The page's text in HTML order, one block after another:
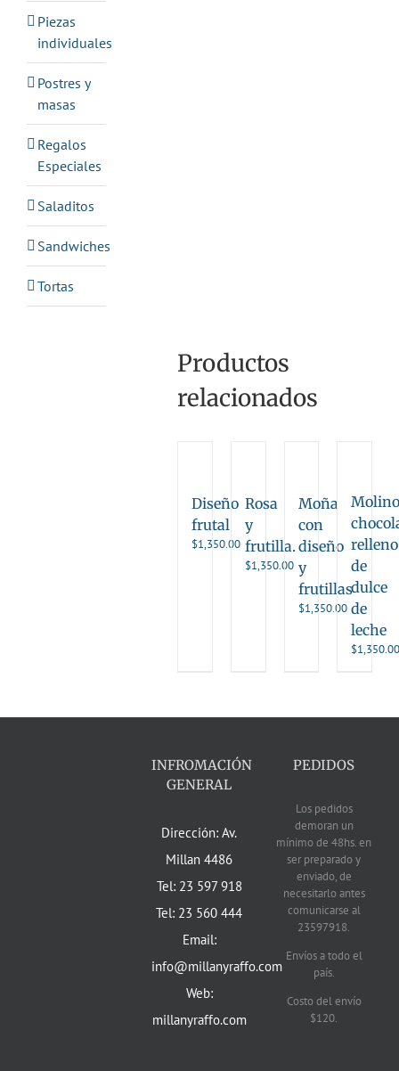
Productos
relacionados
Diseño
frutal
$1,350.00
Rosa
y
frutilla.
$1,350.00
Moña
con
diseño
y
frutillas
$1,350.00
relleno
de
dulce
de
leche
$
Piezas
individuales
Postres y
masas
Regalos
Especiales
Saladitos
Sandwiches
Tortas
INFROMACIÓN
GENERAL
Dirección: Av.
Millan 4486
Tel: 23 597 918
Tel: 23 560 444
Email:
info@millanyraffo.com
Web:
millanyraffo.com
PEDIDOS
Los pedidos
demoran un
mínimo de 48hs. en
ser preparado y
enviado, de
necesitarlo antes
comunicarse al
23597918.
Envíos a todo el
país.
Costo del envío
$120.